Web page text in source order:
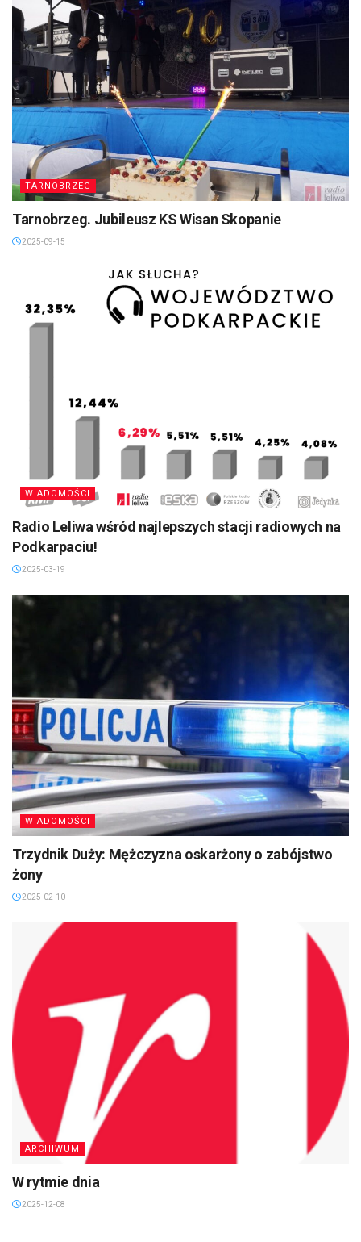
TARNOBRZEG
Tarnobrzeg. Jubileusz KS Wisan Skopanie
2025-09-15
WIADOMOŚCI
Radio Leliwa wśród najlepszych stacji radiowych na
Podkarpaciu!
2025-03-19
WIADOMOŚCI
Trzydnik Duży: Mężczyzna oskarżony o zabójstwo
żony
2025-02-10
ARCHIWUM
W rytmie dnia
2025-12-08